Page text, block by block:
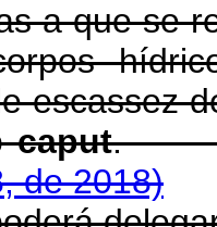
a que se
escassez
caput
de 2018)